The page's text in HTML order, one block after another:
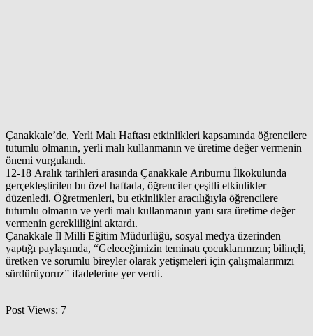
Çanakkale’de, Yerli Malı Haftası etkinlikleri kapsamında öğrencilere
tutumlu olmanın, yerli malı kullanmanın ve üretime değer vermenin
önemi vurgulandı.
12-18 Aralık tarihleri arasında Çanakkale Arıburnu İlkokulunda
gerçekleştirilen bu özel haftada, öğrenciler çeşitli etkinlikler
düzenledi. Öğretmenleri, bu etkinlikler aracılığıyla öğrencilere
tutumlu olmanın ve yerli malı kullanmanın yanı sıra üretime değer
vermenin gerekliliğini aktardı.
Çanakkale İl Milli Eğitim Müdürlüğü, sosyal medya üzerinden
yaptığı paylaşımda, “Geleceğimizin teminatı çocuklarımızın; bilinçli,
üretken ve sorumlu bireyler olarak yetişmeleri için çalışmalarımızı
sürdürüyoruz” ifadelerine yer verdi.
Post Views: 7